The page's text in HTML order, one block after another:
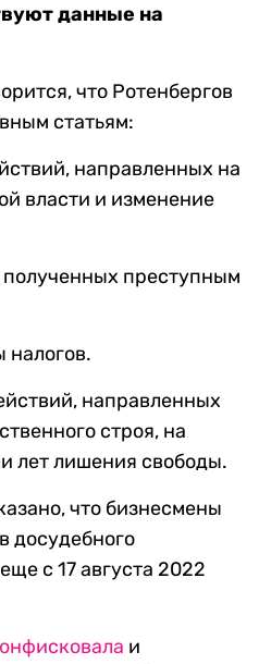
данные на
что Ротенбергов
статьям:
направленных на
власти и изменение
преступным
налогов.
направленных
строя, на
лет лишения свободы.
что бизнесмены
досудебного
с 17 августа 2022
и